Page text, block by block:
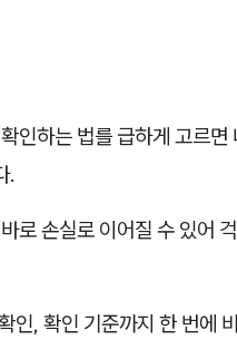
인하는 법를 급하게 고르면
.
로 손실로 이어질 수 있어
인, 확인 기준까지 한 번에